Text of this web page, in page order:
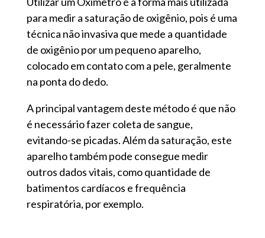
para medir a saturação de oxigênio, pois é uma
técnica não invasiva que mede a quantidade
de oxigênio por um pequeno aparelho,
colocado em contato com a pele, geralmente
na ponta do dedo.
A principal vantagem deste método é que não
é necessário fazer coleta de sangue,
evitando-se picadas. Além da saturação, este
aparelho também pode consegue medir
outros dados vitais, como quantidade de
batimentos cardíacos e frequência
respiratória, por exemplo.